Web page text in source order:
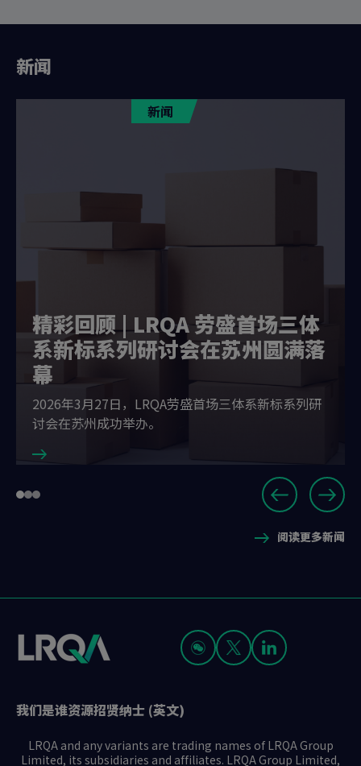
新闻
精彩回顾 | LRQA 劳盛首场三体
系新标系列研讨会在苏州圆满落
幕
新闻
2026年3月27日，LRQA劳盛首场三体系新标系列研
讨会在苏州成功举办。
Slide
GoGo
Go
阅读更多新闻
我们是谁资源招贤纳士 (英文)
LRQA and any variants are trading names of LRQA Group
Limited, its subsidiaries and affiliates. LRQA Group Limited,